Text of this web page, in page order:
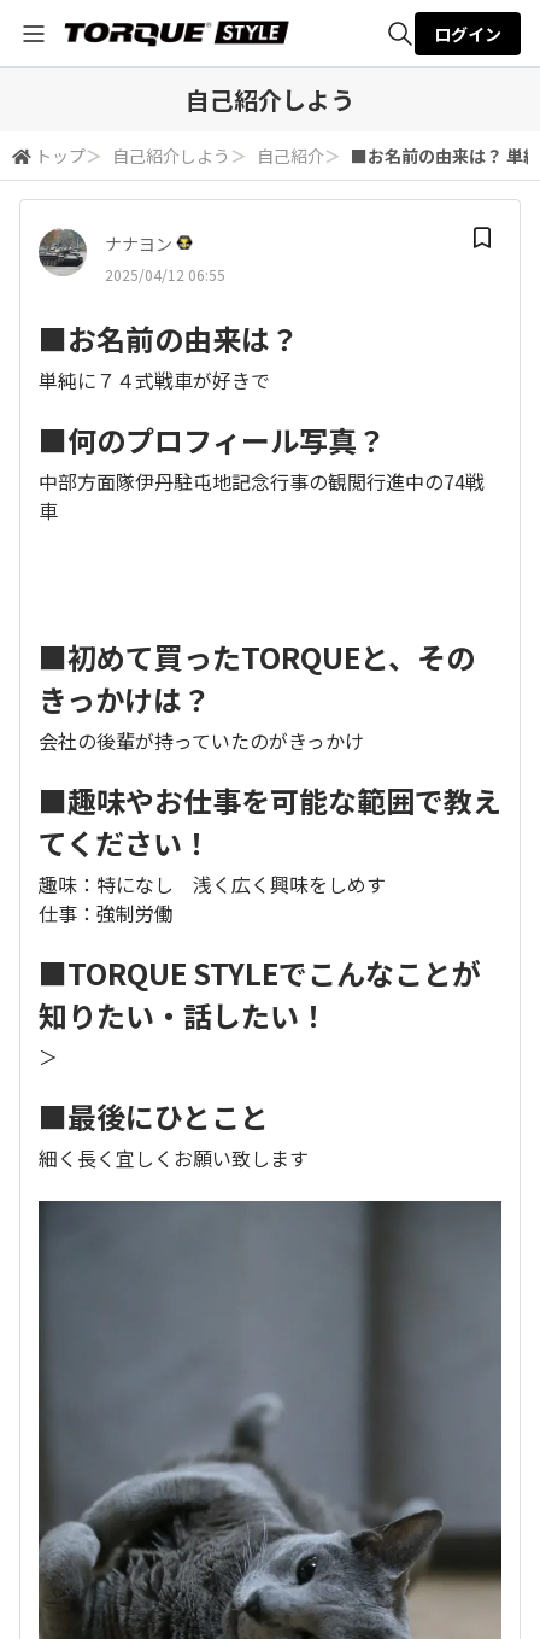
検索
ログイン
自己紹介しよう
トップ＞ 自己紹介しよう ＞ 自己紹介＞ ■お名前の由来は？ 単
ナナヨン
2025/04/12 06:55
■お名前の由来は？
単純に７４式戦車が好きで
■何のプロフィール写真？
中部方面隊伊丹駐屯地記念行事の観閲行進中の74戦
車
■初めて買ったTORQUEと、その
きっかけは？
会社の後輩が持っていたのがきっかけ
■趣味やお仕事を可能な範囲で教え
てください！
趣味：特になし 浅く広く興味をしめす
仕事：強制労働
■TORQUE STYLEでこんなことが
知りたい・話したい！
＞
■最後にひとこと
細く長く宜しくお願い致します